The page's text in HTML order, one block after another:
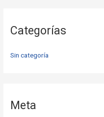
Categorías
Sin categoría
Meta